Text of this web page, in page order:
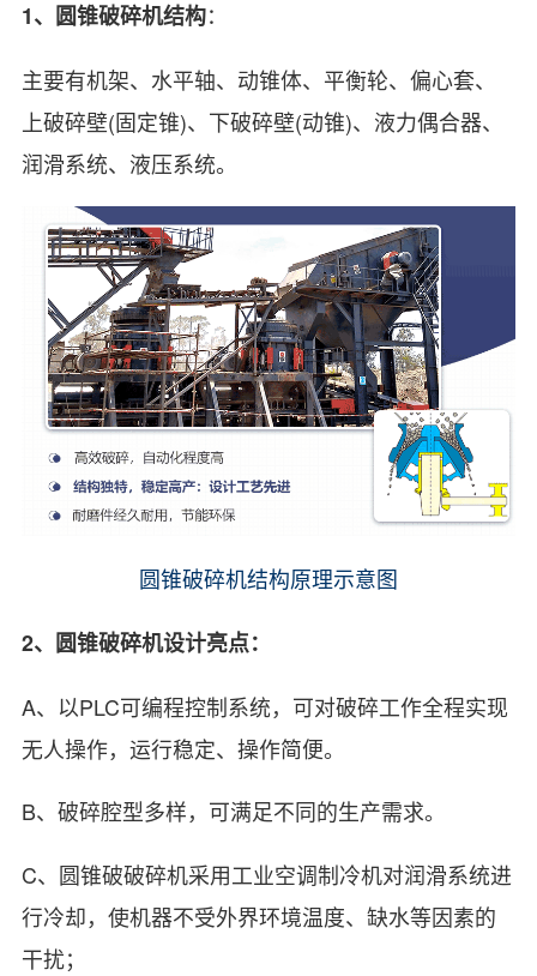
1、圆锥破碎机结构：
主要有机架、水平轴、动锥体、平衡轮、偏心套、
上破碎壁(固定锥)、下破碎壁(动锥)、液力偶合器、
润滑系统、液压系统。
圆锥破碎机结构原理示意图
2、圆锥破碎机设计亮点：
A、以PLC可编程控制系统，可对破碎工作全程实现
无人操作，运行稳定、操作简便。
B、破碎腔型多样，可满足不同的生产需求。
C、圆锥破破碎机采用工业空调制冷机对润滑系统进
行冷却，使机器不受外界环境温度、缺水等因素的
干扰；